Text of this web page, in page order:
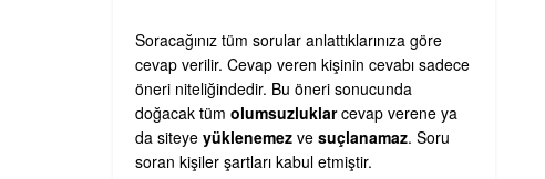
Soracağınız tüm sorular anlattıklarınıza göre
cevap verilir. Cevap veren kişinin cevabı sadece
öneri niteliğindedir. Bu öneri sonucunda
doğacak tüm olumsuzluklarcevap verene ya
da siteye yüklenemez ve suçlanamaz. Soru
soran kişiler şartları kabul etmiştir.